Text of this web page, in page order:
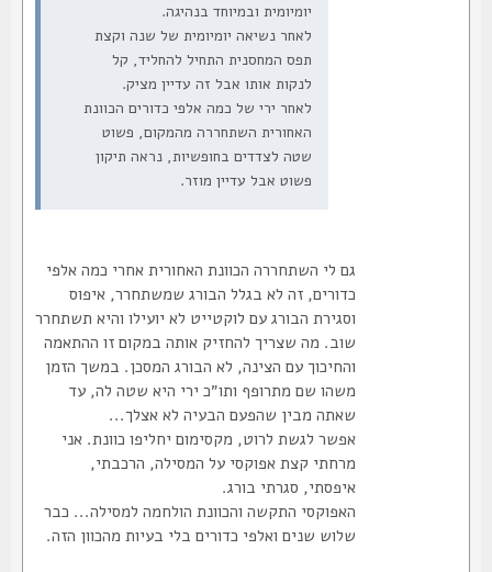
יומיומית ובמיוחד בנהיגה.
לאחר נשיאה יומיומית של שנה וקצת
תפס המחסנית התחיל להחליד, קל
לנקות אותו אבל זה עדיין מציק.
לאחר ירי של כמה אלפי כדורים הכוונת
האחורית השתחררה מהמקום, פשוט
שטה לצדדים בחופשיות, נראה תיקון
פשוט אבל עדיין מוזר.
גם לי השתחררה הכוונת האחורית אחרי כמה אלפי
כדורים, זה לא בגלל הבורג שמשתחרר, איפוס
וסגירת הבורג עם לוקטייט לא יועילו והיא תשתחרר
שוב. מה שצריך להחזיק אותה במקום זו ההתאמה
והחיכוך עם הצינה, לא הבורג המסכן. במשך הזמן
משהו שם מתרופף ותו״כ ירי היא שטה לה, עד
שאתה מבין שהפעם הבעיה לא אצלך...
אפשר לגשת לרוט, מקסימום יחליפו כוונת. אני
מרחתי קצת אפוקסי על המסילה, הרכבתי,
איפסתי, סגרתי בורג.
האפוקסי התקשה והכוונת הולחמה למסילה... כבר
שלוש שנים ואלפי כדורים בלי בעיות מהכוון הזה.